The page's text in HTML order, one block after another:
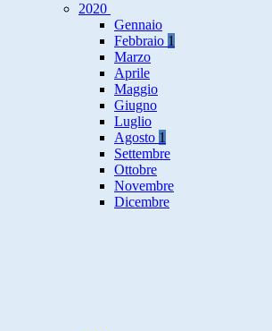
2020
Gennaio
Febbraio 1
Marzo
Aprile
Maggio
Giugno
Luglio
Agosto 1
Settembre
Ottobre
Novembre
Dicembre